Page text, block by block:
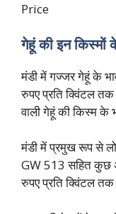
Price
गेहूं की इन किस्मों
मंडी में गज्जर गेहूं के
रुपए प्रति क्विंटल तक
वाली गेहूं की किस्म के
मंडी में प्रमुख रूप से
GW 513 सहित कुछ
रुपए प्रति क्विंटल